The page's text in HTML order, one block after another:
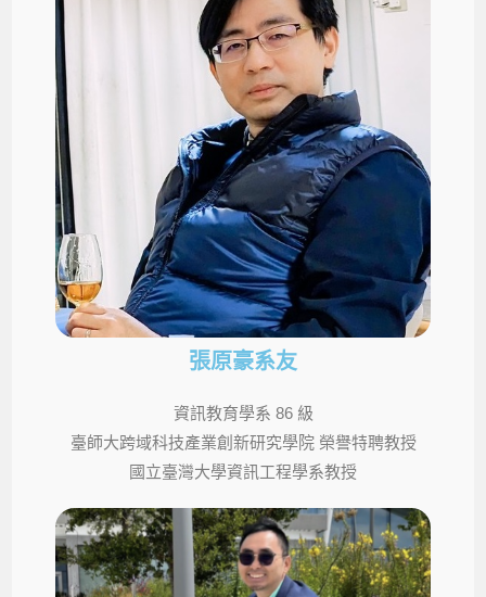
張原豪系友
資訊教育學系 86 級
臺師大跨域科技產業創新研究學院 榮譽特聘教授
國立臺灣大學資訊工程學系教授